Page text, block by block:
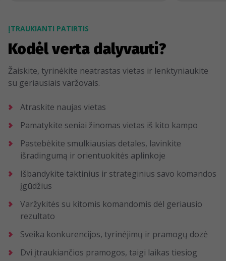
ĮTRAUKIANTI PATIRTIS
Kodėl verta dalyvauti?
Žaiskite, tyrinėkite neatrastas vietas ir lenktyniaukite
su geriausiais varžovais.
Atraskite naujas vietas
Pamatykite seniai žinomas vietas iš kito kampo
Pastebėkite smulkiausias detales, lavinkite
išradingumą ir orientuokitės aplinkoje
Išbandykite taktinius ir strateginius savo komandos
įgūdžius
Varžykitės su kitomis komandomis dėl geriausio
rezultato
Sveika konkurencijos, tyrinėjimų ir pramogų dozė
Dvi įtraukiančios pramogos, taigi laikas tiesiog